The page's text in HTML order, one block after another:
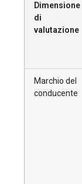
Dimensione
di
valutazione
Marchio del
conducente